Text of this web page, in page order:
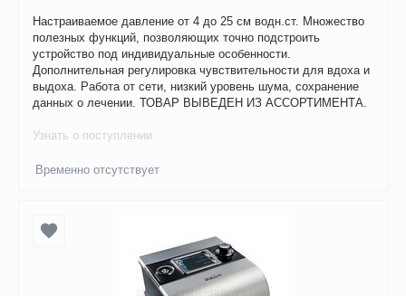
Настраиваемое давление от 4 до 25 см водн.ст. Множество
полезных функций, позволяющих точно подстроить
устройство под индивидуальные особенности.
Дополнительная регулировка чувствительности для вдоха и
выдоха. Работа от сети, низкий уровень шума, сохранение
данных о лечении. ТОВАР ВЫВЕДЕН ИЗ АССОРТИМЕНТА.
Узнать о поступлении
Временно отсутствует